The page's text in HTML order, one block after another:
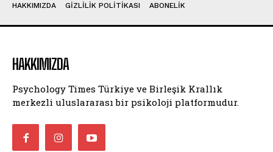
HAKKIMIZDA GIZLILIK POLITIKASI ABONELIK
HAKKIMIZDA
Psychology Times Türkiye ve Birleşik Krallık
merkezli uluslararası bir psikoloji platformudur.